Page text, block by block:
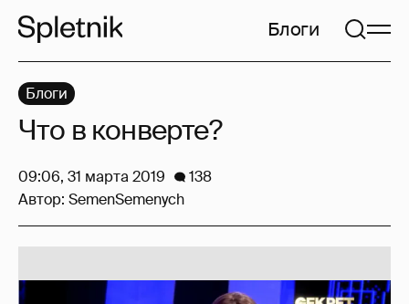
Блоги
Блоги
Что в конверте?
09:06, 31 марта 2019
138
Автор: SemenSemenych